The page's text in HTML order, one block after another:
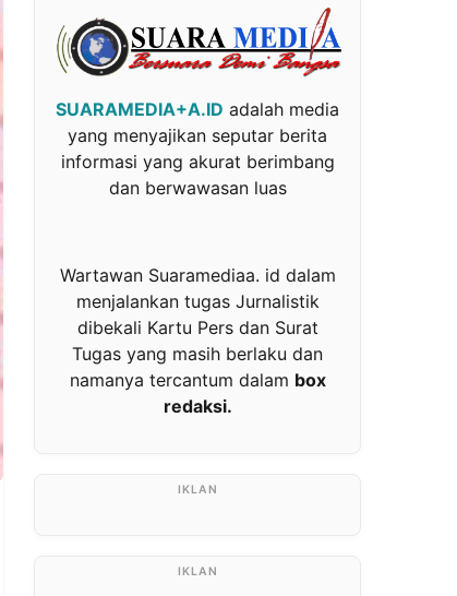
SUARAMEDIA+A.ID adalah media
yang menyajikan seputar berita
informasi yang akurat berimbang
dan berwawasan luas
Wartawan Suaramediaa. id dalam
menjalankan tugas Jurnalistik
dibekali Kartu Pers dan Surat
Tugas yang masih berlaku dan
namanya tercantum dalam box
redaksi.